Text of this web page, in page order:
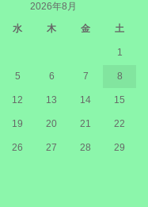
2026年8月
水 木 金 土
1
5 6 7 8
12 13 14 15
19 20 21 22
26 27 28 29